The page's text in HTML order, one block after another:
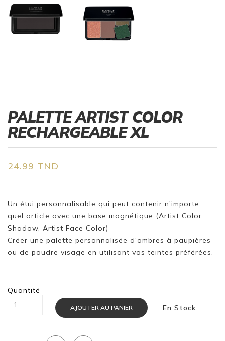
PALETTE ARTIST COLOR
RECHARGEABLE XL
24.99 TND
Un étui personnalisable qui peut contenir n'importe
quel article avec une base magnétique (Artist Color
Shadow, Artist Face Color)
Créer une palette personnalisée d'ombres à paupières
ou de poudre visage en utilisant vos teintes préférées.
Quantité
AJOUTER AU PANIER En Stock